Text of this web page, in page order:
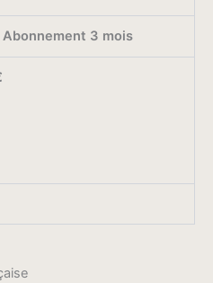
Abonnement 3 mois